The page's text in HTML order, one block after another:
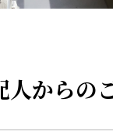
人からの